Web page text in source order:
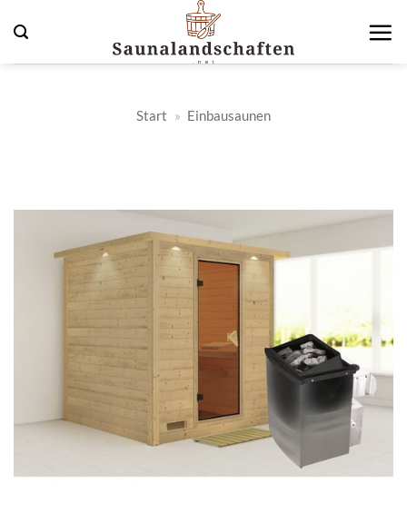
Inhalt
springen
Start » Einbausaunen